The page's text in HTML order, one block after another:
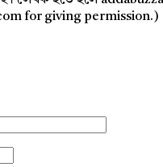
for giving permission.)